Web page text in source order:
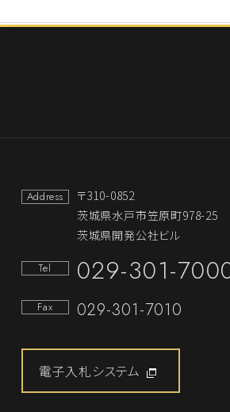
Address
〒310-0852
茨城県水戸市笠原町978-25
茨城県開発公社ビル
Tel 029-301-
Fax 029-301-7010
電子入札システム